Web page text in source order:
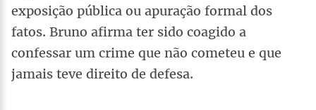
exposição pública ou apuração formal dos
fatos. Bruno afirma ter sido coagido a
confessar um crime que não cometeu e que
jamais teve direito de defesa.